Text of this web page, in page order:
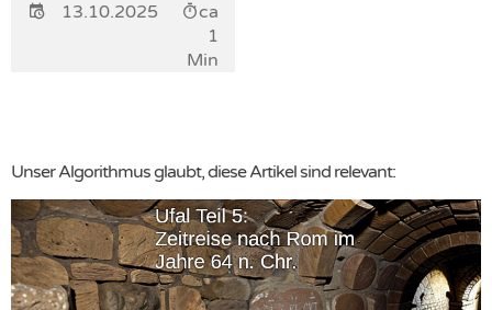
13.10.2025
ca
1
Min
Unser Algorithmus glaubt, diese Artikel sind relevant: